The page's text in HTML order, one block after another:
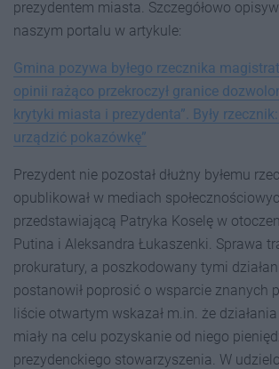
prezydentem miasta. Szczegółowo
naszym portalu w artykule:
Gmina pozywa byłego rzecznika
opinii rażąco przekroczył granice
krytyki miasta i prezydenta”. Były
urządzić pokazówkę”
Prezydent nie pozostał dłużny byłemu
opublikował w mediach
przedstawiającą Patryka Koselę w
Putina i Aleksandra Łukaszenki. Sprawa
prokuratury, a poszkodowany tymi
postanowił poprosić o wsparcie znanych
liście otwartym wskazał m.in. że
miały na celu pozyskanie od niego
prezydenckiego stowarzyszenia. W